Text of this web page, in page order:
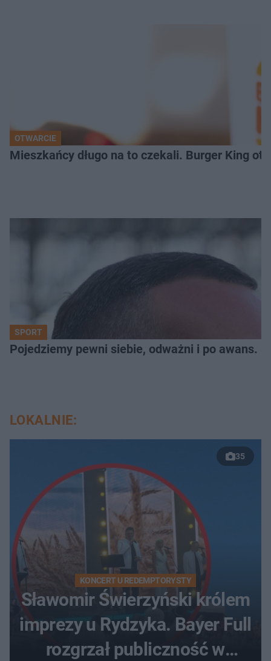
OTWARCIE
Mieszkańcy długo na to czekali. Burger King
SPORT
Pojedziemy pewni siebie, odważni i po awans.
LOKALNIE:
35
KONCERT U REDEMPTORYSTY
Sławomir Świerzyński królem
imprezy u Rydzyka. Bayer Full
rozgrzał publiczność w